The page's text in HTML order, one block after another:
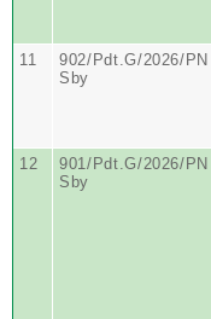
11
902/Pdt.G/2026/PN
Sby
12
901/Pdt.G/2026/PN
Sby